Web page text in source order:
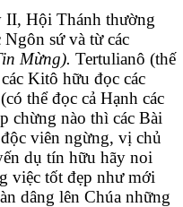
II, Hội Thánh thường
sứ và từ các
Mừng). Tertulianô (thế
Kitô hữu đọc các
thể đọc cả Hạnh các
chừng nào thì các Bài
viên ngừng, vị chủ
dụ tín hữu hãy noi
việc tốt đẹp như mới
dâng lên Chúa những